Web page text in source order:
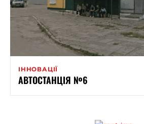
ІННОВАЦІЇ
АВТОСТАНЦІЯ №6